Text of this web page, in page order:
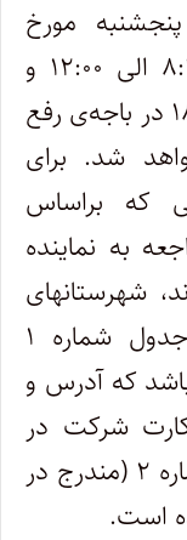
مورخ
۱۴۰۰/۰۴/۲۴ صبح از ساعت ۸:۳۰ الی ۱۲:۰۰ و
بعدازظهر از ساعت ۱۴:۰۰ الی ۱۸:۰۰ در باجه‌ی رفع
شد. برای
که براساس
به نماینده
شهرستانهای
محل برگزاری آزمون به شرح جدول شماره ۱
که آدرس و
شرکت در
‌آزمون هر شهرستان در جدول شماره ۲ (مندرج در
است.